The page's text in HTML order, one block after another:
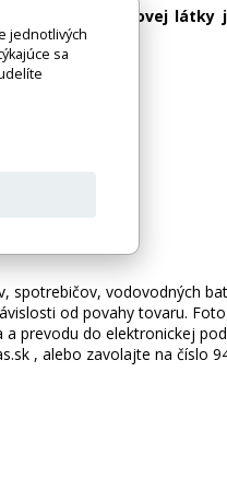
farba poťahovej
spotrebičov, vodovodných
od povahy tovaru.
prevodu do elektronickej
, alebo zavolajte na číslo
jednotlivých
sa